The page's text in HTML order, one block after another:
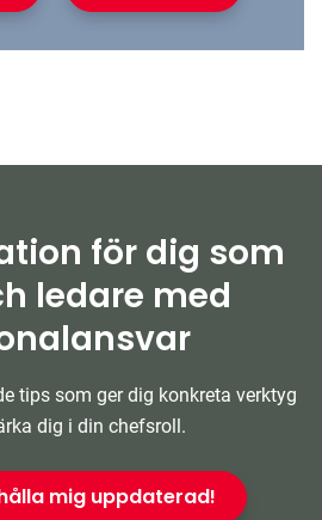
för dig som
ledare med
tips som ger dig konkreta verktyg
dig i din chefsroll.
mig uppdaterad!